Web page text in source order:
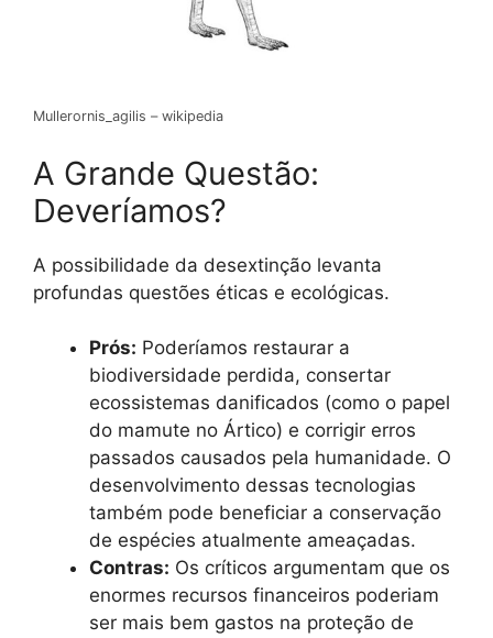
Mullerornis_agilis – wikipedia
A Grande Questão:
Deveríamos?
A possibilidade da desextinção levanta
profundas questões éticas e ecológicas.
Prós: Poderíamos restaurar a
biodiversidade perdida, consertar
ecossistemas danificados (como o papel
do mamute no Ártico) e corrigir erros
passados causados pela humanidade. O
desenvolvimento dessas tecnologias
também pode beneficiar a conservação
de espécies atualmente ameaçadas.
Contras: Os críticos argumentam que os
enormes recursos financeiros poderiam
ser mais bem gastos na proteção de